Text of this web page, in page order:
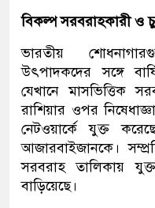
বিকল্প সরবরাহকারী ও
ভারতীয়
উৎপাদকদের সঙ্গে
যেখানে মাসভিত্তিক
রাশিয়ার ওপর
নেটওয়ার্কে যুক্ত
আজারবাইজানকে।
সরবরাহ তালিকায় যুক্ত
বাড়িয়েছে।